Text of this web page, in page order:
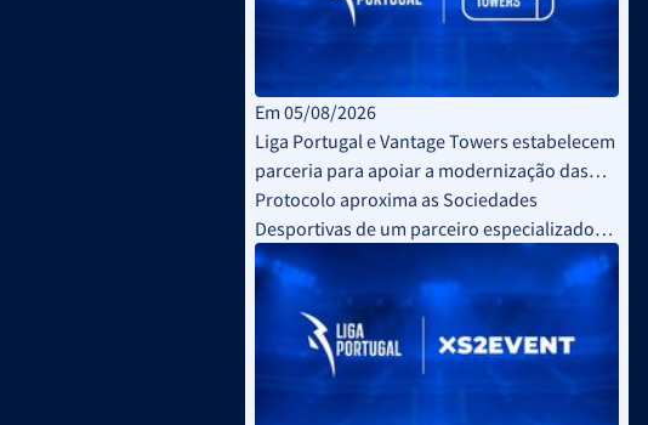
Em 05/08/2026
Liga Portugal e Vantage Towers estabelecem
parceria para apoiar a modernização das
infraestruturas de conectividade no Futebol
Profissional
Protocolo aproxima as Sociedades
Desportivas de um parceiro especializado
em infraestruturas de conectividade